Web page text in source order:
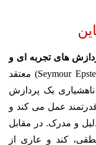
های تجربه ای و
است. سیمور اپستاین (Seymour Epstein) معتقد
یک پردازش
عمل می کند و
و مدرک. در مقابل
کند و عاری از